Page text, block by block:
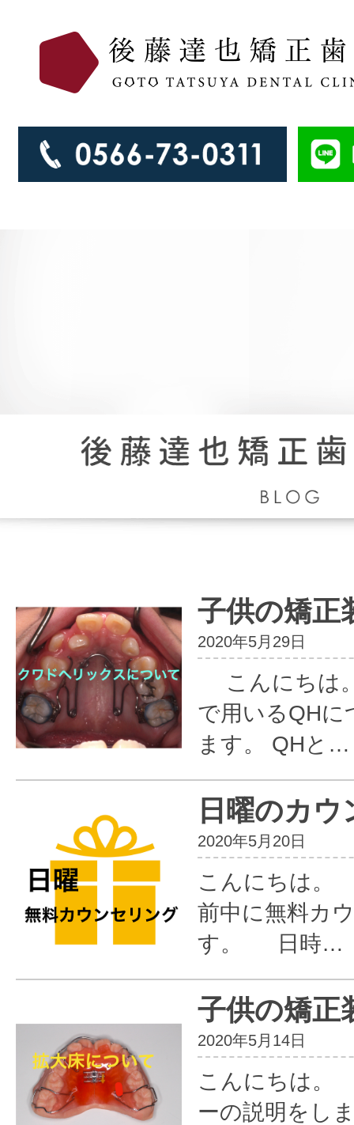
ロ
グ
子供の矯
2020年5月29日
こんにちは
で用いるQHに
ます。 QHと…
日曜のカ
2020年5月20日
こんにちは。
前中に無料カ
す。 日時…
子供の矯
2020年5月14日
こんにちは
ーの説明をし